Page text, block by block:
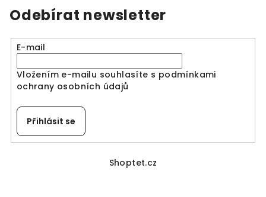
Odebírat newsletter
E-mail
Vložením e-mailu souhlasíte s podmínkami
ochrany osobních údajů
Přihlásit se
Shoptet.cz